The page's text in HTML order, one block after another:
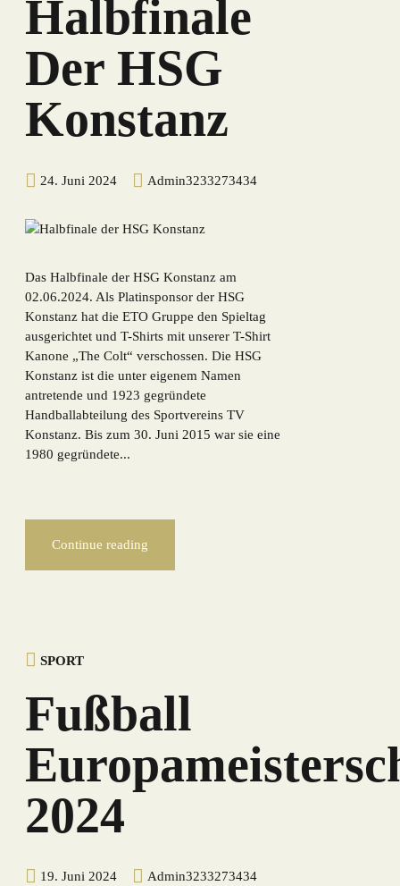
Halbfinale
Der HSG
Konstanz
24. Juni 2024 Admin3233273434
Das Halbfinale der HSG Konstanz am
02.06.2024. Als Platinsponsor der HSG
Konstanz hat die ETO Gruppe den Spieltag
ausgerichtet und T-Shirts mit unserer T-Shirt
Kanone „The Colt“ verschossen. Die HSG
Konstanz ist die unter eigenem Namen
antretende und 1923 gegründete
Handballabteilung des Sportvereins TV
Konstanz. Bis zum 30. Juni 2015 war sie eine
1980 gegründete...
Continue reading
SPORT
Fußball
2024
19. Juni 2024 Admin3233273434